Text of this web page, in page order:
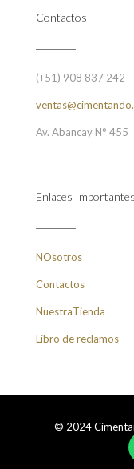
Contactos
(+51) 908 837 242
Av. Abancay N° 455
Enlaces Importantes
NOsotros
Contactos
NuestraTienda
Libro de reclamos
© 2024